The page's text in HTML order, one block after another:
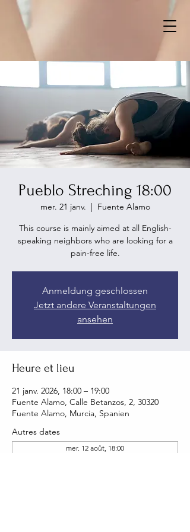
Pueblo Streching 18:00
mer. 21 janv.
  |
Fuente Alamo
This course is mainly aimed at all English-
speaking neighbors who are looking for a
pain-free life.
Anmeldung geschlossen
Jetzt andere Veranstaltungen
ansehen
Heure et lieu
21 janv. 2026, 18:00 – 19:00
Fuente Alamo, Calle Betanzos, 2, 30320
Fuente Alamo, Murcia, Spanien
Autres dates
mer. 12 août, 18:00